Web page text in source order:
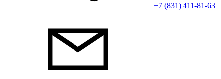
+7 (831) 411-81-63